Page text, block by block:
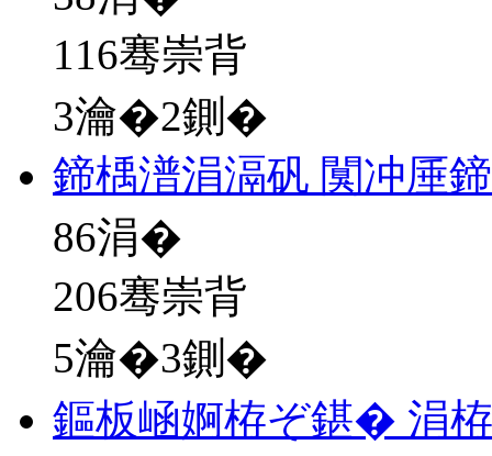
116骞崇背
3瀹�2鍘�
鍗楀潽涓滆矾 闃冲厜
86涓�
206骞崇背
5瀹�3鍘�
鏂板崡婀栫ぞ鍖� 涓